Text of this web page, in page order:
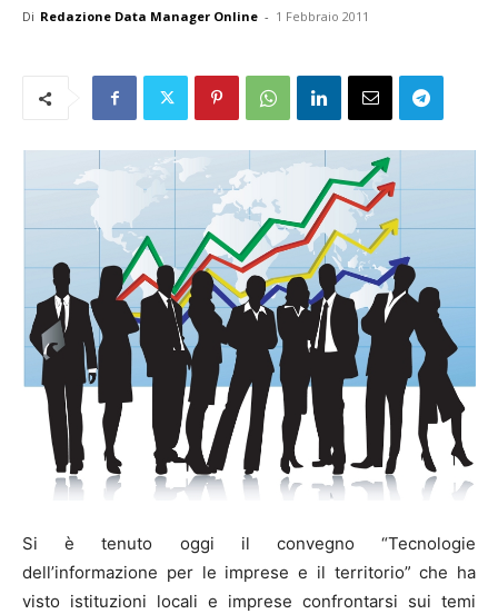
Di Redazione Data Manager Online - 1 Febbraio 2011
Si è tenuto oggi il convegno “Tecnologie
dell’informazione per le imprese e il territorio” che ha
visto istituzioni locali e imprese confrontarsi sui temi